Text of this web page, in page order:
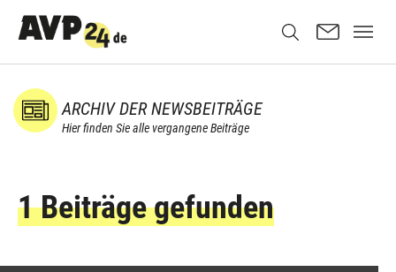
ARCHIV DER NEWSBEITRÄGE
Hier finden Sie alle vergangene Beiträge
1 Beiträge gefunden